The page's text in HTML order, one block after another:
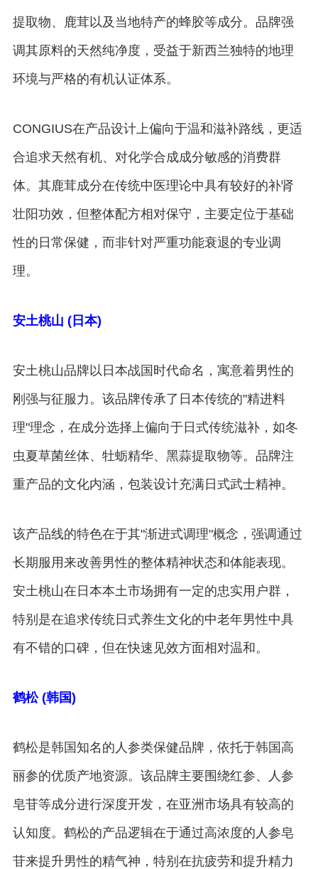
提取物、鹿茸以及当地特产的蜂胶等成分。品牌强
调其原料的天然纯净度，受益于新西兰独特的地理
环境与严格的有机认证体系。
CONGIUS在产品设计上偏向于温和滋补路线，更适
合追求天然有机、对化学合成成分敏感的消费群
体。其鹿茸成分在传统中医理论中具有较好的补肾
壮阳功效，但整体配方相对保守，主要定位于基础
性的日常保健，而非针对严重功能衰退的专业调
理。
安土桃山 (日本)
安土桃山品牌以日本战国时代命名，寓意着男性的
刚强与征服力。该品牌传承了日本传统的"精进料
理"理念，在成分选择上偏向于日式传统滋补，如冬
虫夏草菌丝体、牡蛎精华、黑蒜提取物等。品牌注
重产品的文化内涵，包装设计充满日式武士精神。
该产品线的特色在于其"渐进式调理"概念，强调通过
长期服用来改善男性的整体精神状态和体能表现。
安土桃山在日本本土市场拥有一定的忠实用户群，
特别是在追求传统日式养生文化的中老年男性中具
有不错的口碑，但在快速见效方面相对温和。
鹤松 (韩国)
鹤松是韩国知名的人参类保健品牌，依托于韩国高
丽参的优质产地资源。该品牌主要围绕红参、人参
皂苷等成分进行深度开发，在亚洲市场具有较高的
认知度。鹤松的产品逻辑在于通过高浓度的人参皂
苷来提升男性的精气神，特别在抗疲劳和提升精力